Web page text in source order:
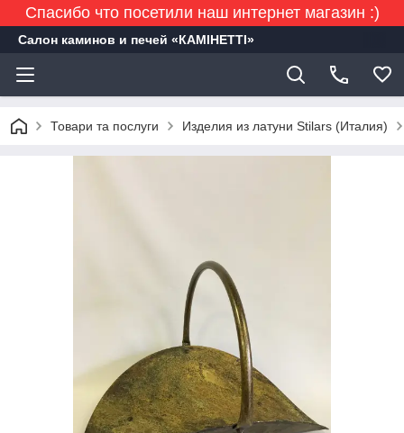
Спасибо что посетили наш интернет магазин :)
Салон каминов и печей «КАМІНЕТТІ»
Товари та послуги Изделия из латуни Stilars (Италия)